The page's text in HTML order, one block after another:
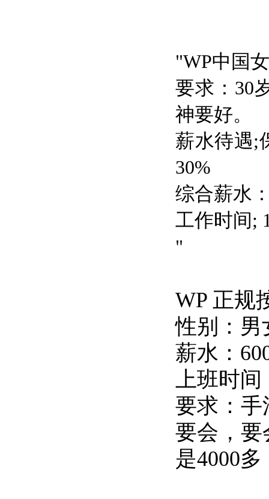
"WP中国
要求：30
神要好。
薪水待遇;
30%
综合薪水
工作时间;
"
WP 正规
性别：男
薪水：
上班时间
要求：手
要会，要
是4000